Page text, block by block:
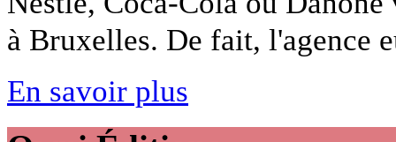
à Bruxelles. De fait, l'agence
En savoir plus